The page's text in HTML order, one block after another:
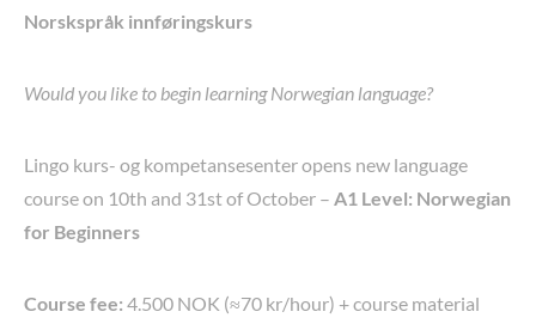
Norskspråk innføringskurs
Would you like to begin learning Norwegian language?
Lingo kurs- og kompetansesenter opens new language
course on 10th and 31st of October – A1 Level: Norwegian
for Beginners
Course fee: 4.500 NOK (≈70 kr/hour) + course material